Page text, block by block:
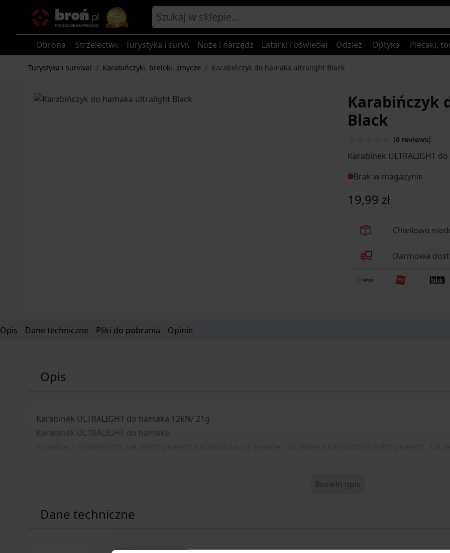
Obrona Strzelectwo Turystyka i survival Noże i narzędzia Latarki i oświetlenieOdzież Optyka Plecaki,
Turystyka i survival / Karabińczyki, breloki, smycze / Karabińczyk do hamaka ultralight Black
Karabińczyk
Black
(0 reviews)
Karabinek ULTRALIGHT
Brak w magazynie
19,99 zł
Chwilowo
Darmowa
Opis Dane techniczne Pliki do pobrania Opinie
Opis
Karabinek ULTRALIGHT do hamaka 12kN/ 21g
Karabinek ULTRALIGHT do hamaka.
Rozwiń opis
Dane techniczne